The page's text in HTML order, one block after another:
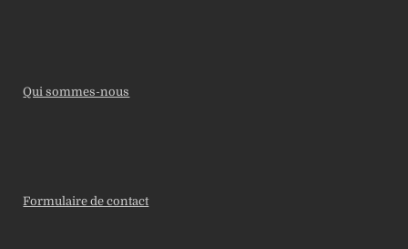
Qui sommes-nous
Formulaire de contact